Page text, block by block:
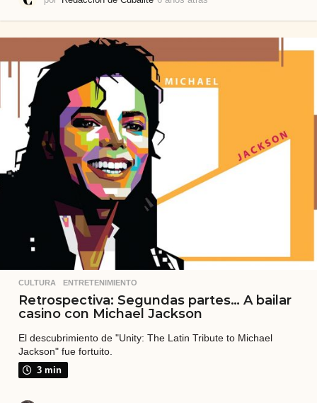
o
t
CULTURA ,ENTRETENIMIENTO
Retrospectiva: Segundas partes… A bailar
casino con Michael Jackson
El descubrimiento de "Unity: The Latin Tribute to Michael
Jackson" fue fortuito.
3 min